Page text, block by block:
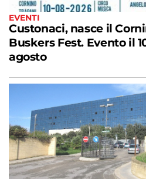
EVENTI
Custonaci, nasce il
Buskers Fest. Evento il
agosto